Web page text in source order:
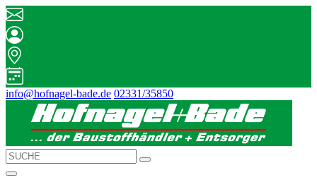
info@hofnagel-bade.de 02331/35850